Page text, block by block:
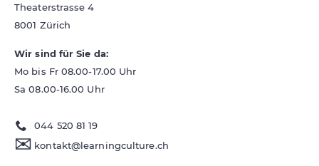
Theaterstrasse 4
8001 Zürich
Wir sind für Sie da:
Mo bis Fr 08.00-17.00 Uhr
Sa 08.00-16.00 Uhr
044 520 81 19
✉ kontakt@learningculture.ch